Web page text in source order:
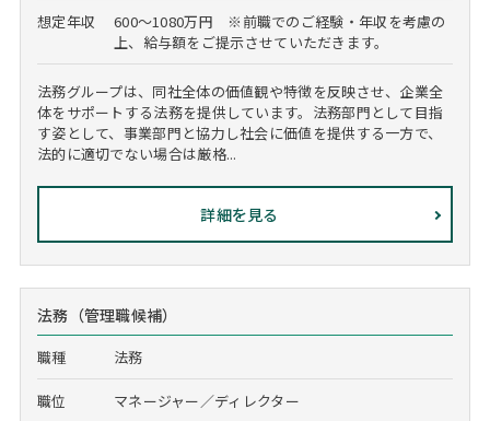
想定年収
600～1080万円 ※前職でのご経験・年収を考慮の
上、給与額をご提示させていただきます。
法務グループは、同社全体の価値観や特徴を反映させ、企業全
体をサポートする法務を提供しています。法務部門として目指
す姿として、事業部門と協力し社会に価値を提供する一方で、
法的に適切でない場合は厳格...
詳細を見る
法務（管理職候補）
職種 法務
職位 マネージャー／ディレクター